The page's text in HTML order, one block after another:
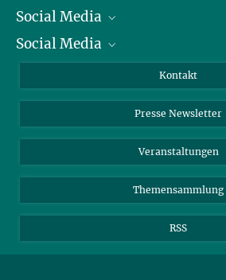
Präsident
Zahlen und Fakten
Meldestelle Fehlverhalten
Social Media
Bluesky
TikTok
Social Media
Instagram
YouTube
Kontakt
Presse Newsletter
Veranstaltungen
Themensammlung
RSS